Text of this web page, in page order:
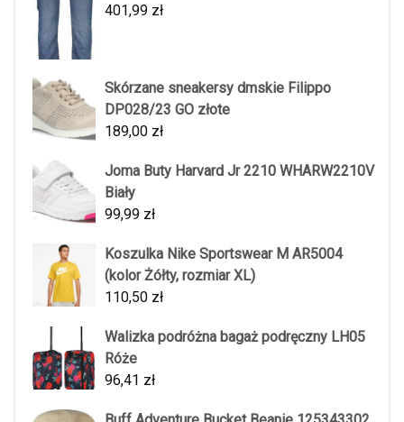
401,99 zł
Skórzane sneakersy dmskie Filippo
DP028/23 GO złote
189,00 zł
Joma Buty Harvard Jr 2210 WHARW2210V
Biały
99,99 zł
Koszulka Nike Sportswear M AR5004
(kolor Żółty, rozmiar XL)
110,50 zł
Walizka podróżna bagaż podręczny LH05
Róże
96,41 zł